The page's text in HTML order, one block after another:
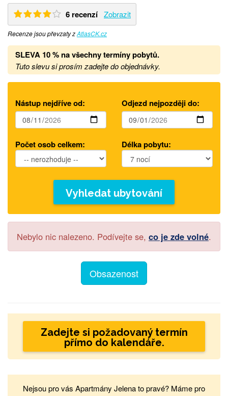
6 recenzí Zobrazit
Recenze jsou převzaty zAtlasCK.cz
SLEVA 10 % na všechny termíny pobytů.
Tuto slevu si prosím zadejte do objednávky.
Nástup nejdříve od: Odjezd nejpozději do:
Počet osob celkem: Délka pobytu:
Vyhledat ubytování
Nebylo nic nalezeno. Podívejte se, co je zde volné.
Obsazenost
Zadejte si požadovaný termín
přímo do kalendáře.
Nejsou pro vás Apartmány Jelena to pravé? Máme pro